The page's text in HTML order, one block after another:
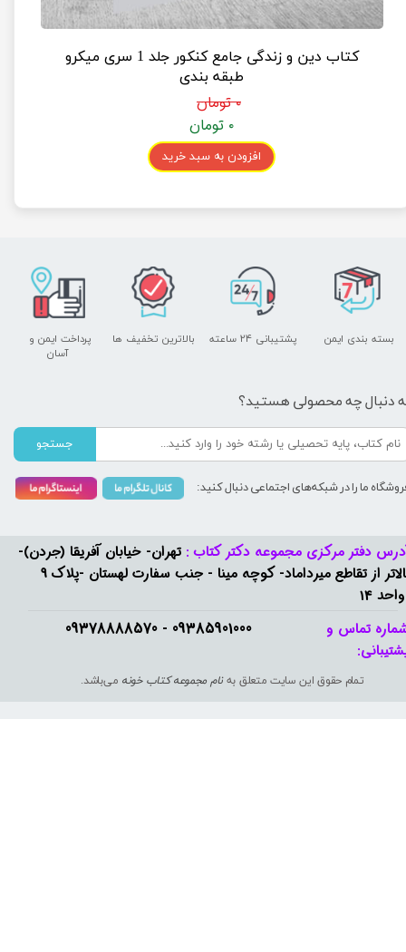
کتاب دین و زندگی جامع کنکور جلد 1 سری میکرو
طبقه بندی
۰ تومان
۰ تومان
افزودن به سبد خرید
09385901000 - 09378888570​​​​​​​
دفتر مرکزی مجموعه دکتر کتاب : تهران- خیابان آفریقا (جردن)-
بالاتر از تقاطع میرداماد- کوچه مینا - جنب سفارت لهستان -پلاک 9
14
تمام حقوق این سایت متعلق بهنام مجموعه کتاب خونه می‌باشد.
تماس و
پشتیبانی ۲۴ ساعته
پرداخت ایمن و ​​​​​​​
آسان
بسته بندی ایمن بالاترین تخفیف ها
دنبال چه محصولی هستید؟
جستجو
ما را در شبکه‌های اجتماعی دنبال کنید: